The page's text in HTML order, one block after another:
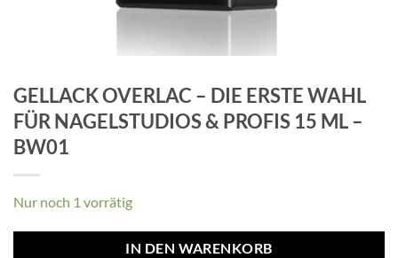
GELLACK OVERLAC – DIE ERSTE WAHL
FÜR NAGELSTUDIOS & PROFIS 15 ML –
BW01
Nur noch 1 vorrätig
IN DEN WARENKORB